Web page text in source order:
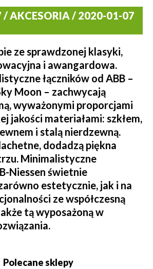
/ AKCESORIA / 2020-01-07
ze sprawdzonej klasyki,
i awangardowa.
łączników od ABB –
Moon – zachwycają
wyważonymi proporcjami
jakości materiałami: szkłem,
i stalą nierdzewną.
dodadzą piękna
Minimalistyczne
Niessen świetnie
estetycznie, jak i na
ze współczesną
tą wyposażoną w
Polecane sklepy